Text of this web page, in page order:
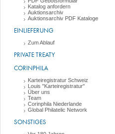
Katalog anfordern
Auktionsarchiv
Auktionsarchiv PDF Kataloge
EINLIEFERUNG
Zum Ablauf
PRIVATE TREATY
CORINPHILA
Karteiregistratur Schweiz
Louis "Karteiregistratur"
Über uns
Team
Corinphila Niederlande
Global Philatelic Network
SONSTIGES